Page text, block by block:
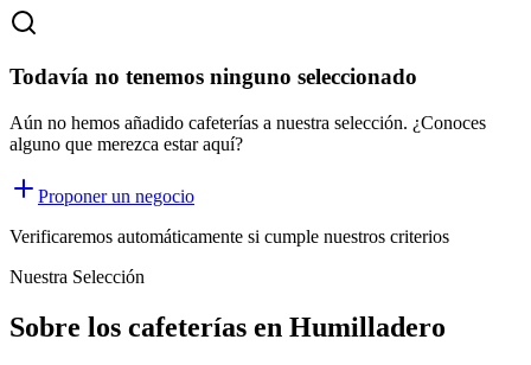
Todavía no tenemos ninguno seleccionado
Aún no hemos añadido cafeterías a nuestra selección. ¿Conoces
alguno que merezca estar aquí?
Proponer un negocio
Verificaremos automáticamente si cumple nuestros criterios
Nuestra Selección
Sobre los cafeterías en Humilladero